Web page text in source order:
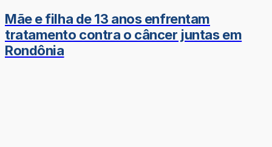
Mãe e filha de 13 anos enfrentam
tratamento contra o câncer juntas em
Rondônia